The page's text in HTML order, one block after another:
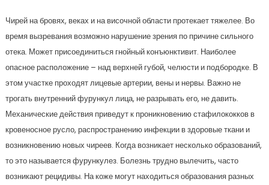
Чирей на бровях, веках и на височной области протекает тяжелее. Во
время вызревания возможно нарушение зрения по причине сильного
отека. Может присоединиться гнойный конъюнктивит. Наиболее
опасное расположение – над верхней губой, челюсти и подбородке. В
этом участке проходят лицевые артерии, вены и нервы. Важно не
трогать внутренний фурункул лица, не разрывать его, не давить.
Механические действия приведут к проникновению стафилококков в
кровеносное русло, распространению инфекции в здоровые ткани и
возникновению новых чиреев. Когда возникает несколько образований,
то это называется фурункулез. Болезнь трудно вылечить, часто
возникают рецидивы. На коже могут находиться образования разных